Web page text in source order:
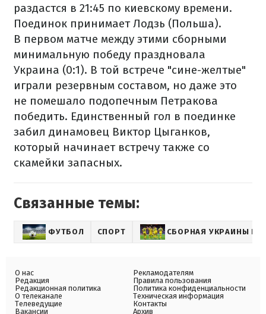
раздастся в 21:45 по киевскому времени.
Поединок принимает Лодзь (Польша).
В первом матче между этими сборными
минимальную победу праздновала
Украина (0:1). В той встрече "сине-желтые"
играли резервным составом, но даже это
не помешало подопечным Петракова
победить. Единственный гол в поединке
забил динамовец Виктор Цыганков,
который начинает встречу также со
скамейки запасных.
Связанные темы:
ФУТБОЛ СПОРТ СБОРНАЯ УКРАИНЫ
О нас
Редакция
Редакционная политика
О телеканале
Телеведущие
Вакансии
Рекламодателям
Правила пользования
Политика конфиденциальности
Техническая информация
Контакты
Архив